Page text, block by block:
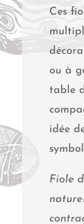
Ces
ou à
table
idée
Fiole